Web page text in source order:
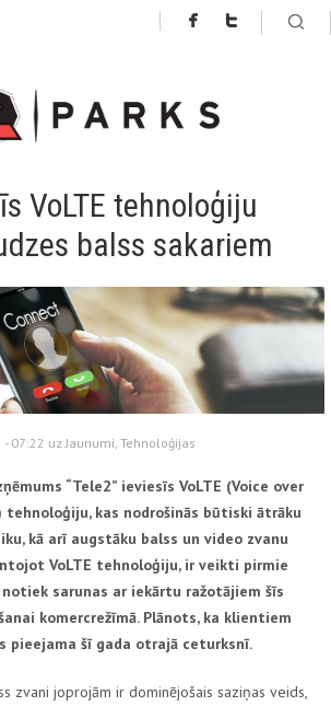
VoLTE tehnoloģiju
balss sakariem
- 07:22 uz Jaunumi Tehnoloģijas
“Tele2” ieviesīs VoLTE (Voice over
tehnoloģiju, kas nodrošinās būtiski ātrāku
kā arī augstāku balss un video zvanu
VoLTE tehnoloģiju, ir veikti pirmie
notiek sarunas ar iekārtu ražotājiem šīs
komercrežīmā. Plānots, ka klientiem
pieejama šī gada otrajā ceturksnī.
zvani joprojām ir dominējošais saziņas veids,